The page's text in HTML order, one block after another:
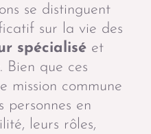
se distinguent
sur la vie des
spécialisé et
. Bien que ces
mission commune
personnes en
leurs rôles,